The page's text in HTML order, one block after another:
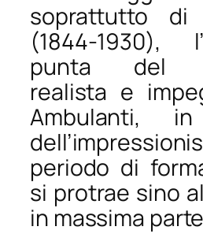
soprattutto di
(1844-1930),
punta del
realista e
Ambulanti,
periodo di
si protrae sino
in massima